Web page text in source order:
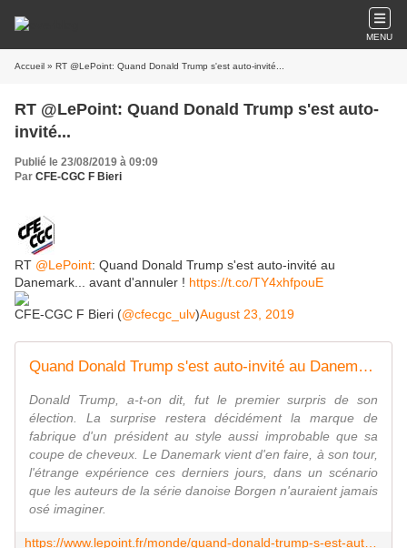
MENU
Accueil » RT @LePoint: Quand Donald Trump s'est auto-invité...
RT @LePoint: Quand Donald Trump s'est auto-
invité...
Publié le 23/08/2019 à 09:09
Par CFE-CGC F Bieri
RT @LePoint: Quand Donald Trump s'est auto-invité au
Danemark... avant d'annuler ! https://t.co/TY4xhfpouE
CFE-CGC F Bieri (@cfecgc_ulv)August 23, 2019
Quand Donald Trump s'est auto-invité au Danemark... avant d'annuler !
Donald Trump, a-t-on dit, fut le premier surpris de son
élection. La surprise restera décidément la marque de
fabrique d'un président au style aussi improbable que sa
coupe de cheveux. Le Danemark vient d'en faire, à son tour,
l'étrange expérience ces derniers jours, dans un scénario
que les auteurs de la série danoise Borgen n'auraient jamais
osé imaginer.